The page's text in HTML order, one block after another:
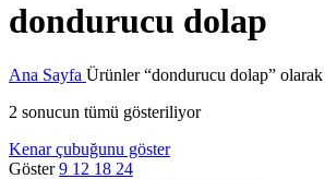
dondurucu dolap
Ana Sayfa Ürünler “dondurucu dolap”
2 sonucun tümü gösteriliyor
Kenar çubuğunu göster
Göster9 12 18 24